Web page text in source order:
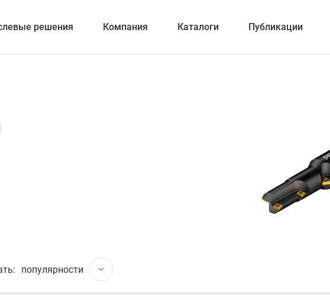
решения Компания Каталоги Публикации
популярности